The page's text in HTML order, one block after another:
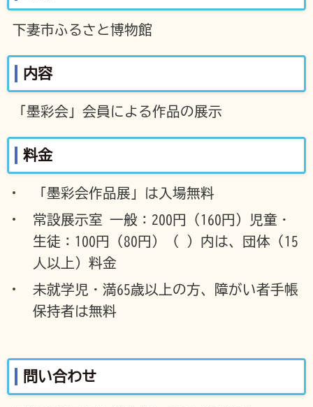
下妻市ふるさと博物館
内容
「墨彩会」会員による作品の展示
料金
「墨彩会作品展」は入場無料
常設展示室 一般：200円（160円）児童・
生徒：100円（80円）（ ）内は、団体（15
人以上）料金
未就学児・満65歳以上の方、障がい者手帳
保持者は無料
問い合わせ